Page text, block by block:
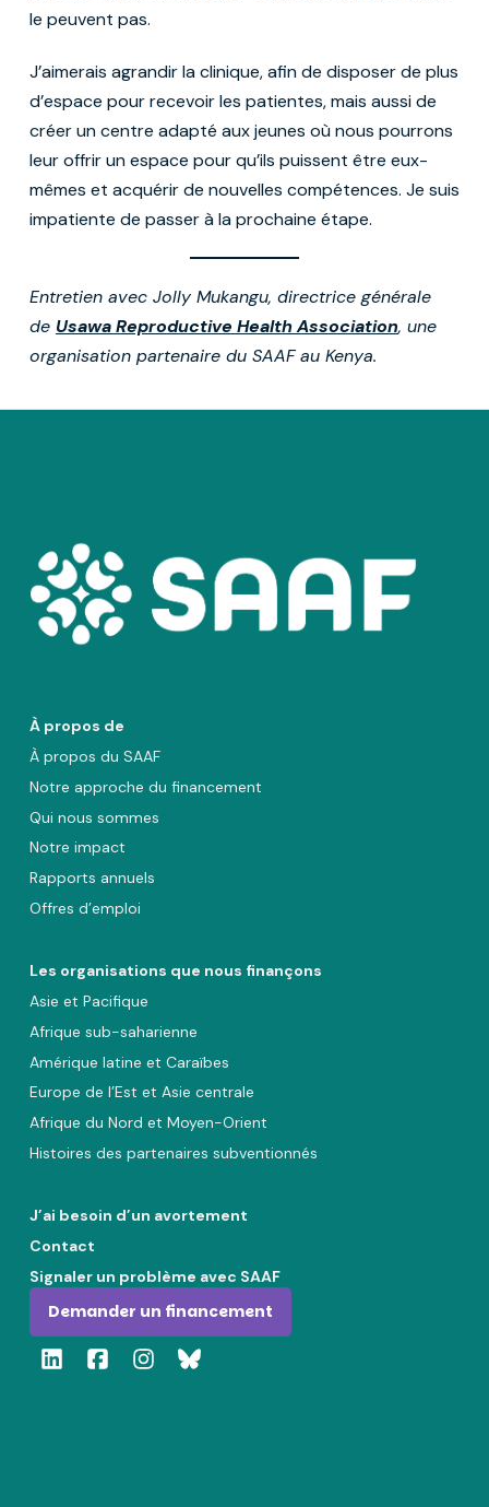
le peuvent pas.
J’aimerais agrandir la clinique, afin de disposer de plus
d’espace pour recevoir les patientes, mais aussi de
créer un centre adapté aux jeunes où nous pourrons
leur offrir un espace pour qu’ils puissent être eux-
mêmes et acquérir de nouvelles compétences. Je suis
impatiente de passer à la prochaine étape.
Entretien avec Jolly Mukangu, directrice générale
de Usawa Reproductive Health Association, une
organisation partenaire du SAAF au Kenya.
À propos de
À propos du SAAF
Notre approche du financement
Qui nous sommes
Notre impact
Rapports annuels
Offres d’emploi
Les organisations que nous finançons
Asie et Pacifique
Afrique sub-saharienne
Amérique latine et Caraïbes
Europe de l’Est et Asie centrale
Afrique du Nord et Moyen-Orient
Histoires des partenaires subventionnés
J’ai besoin d’un avortement
Contact
Signaler un problème avec SAAF
Demander un financement